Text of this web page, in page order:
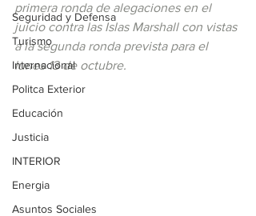
Seguridad y Defensa
Turismo
Internacional
Politca Exterior
Educación
Justicia
INTERIOR
Energia
Asuntos Sociales
primera ronda de alegaciones en el
juicio contra las Islas Marshall con vistas
a la segunda ronda prevista para el
lunes 13 de octubre.